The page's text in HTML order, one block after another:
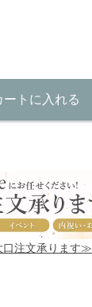
ートに入れる
口注文承ります≫